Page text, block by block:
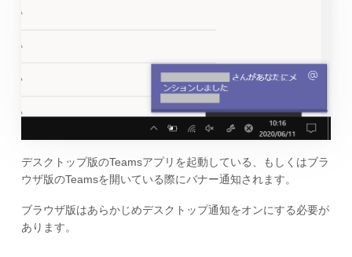
デスクトップ版のTeamsアプリを起動している、もしくはブラ
ウザ版のTeamsを開いている際にバナー通知されます。
ブラウザ版はあらかじめデスクトップ通知をオンにする必要が
あります。